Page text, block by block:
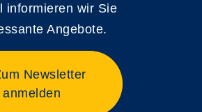
informieren wir Sie
Angebote.
Newsletter
anmelden